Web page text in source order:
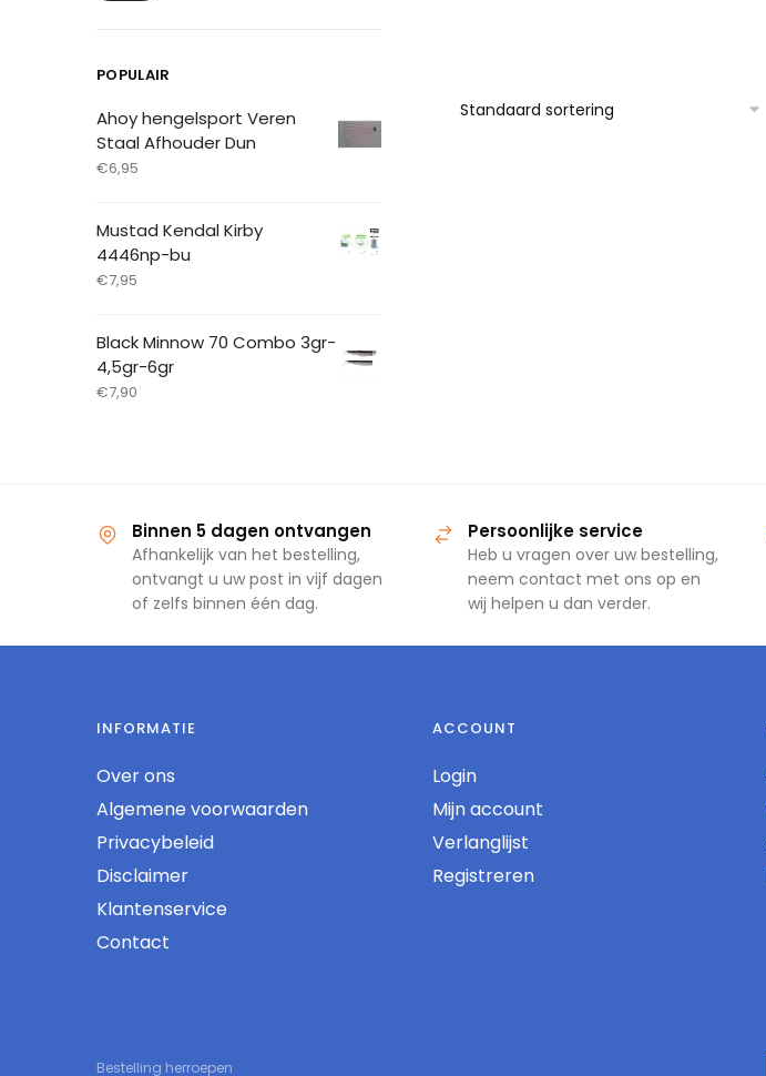
POPULAIR
Ahoy hengelsport Veren
Staal Afhouder Dun
€6,95
Mustad Kendal Kirby
4446np-bu
€7,95
Black Minnow 70 Combo 3gr-
4,5gr-6gr
€7,90
Binnen 5 dagen ontvangen
Afhankelijk van het bestelling,
ontvangt u uw post in vijf dagen
of zelfs binnen één dag.
Persoonlijke service
Heb u vragen over uw bestelling,
neem contact met ons op en
wij helpen u dan verder.
INFORMATIE
Over ons
Algemene voorwaarden
Privacybeleid
Disclaimer
Klantenservice
Contact
ACCOUNT
Login
Mijn account
Verlanglijst
Registreren
Bestelling herroepen